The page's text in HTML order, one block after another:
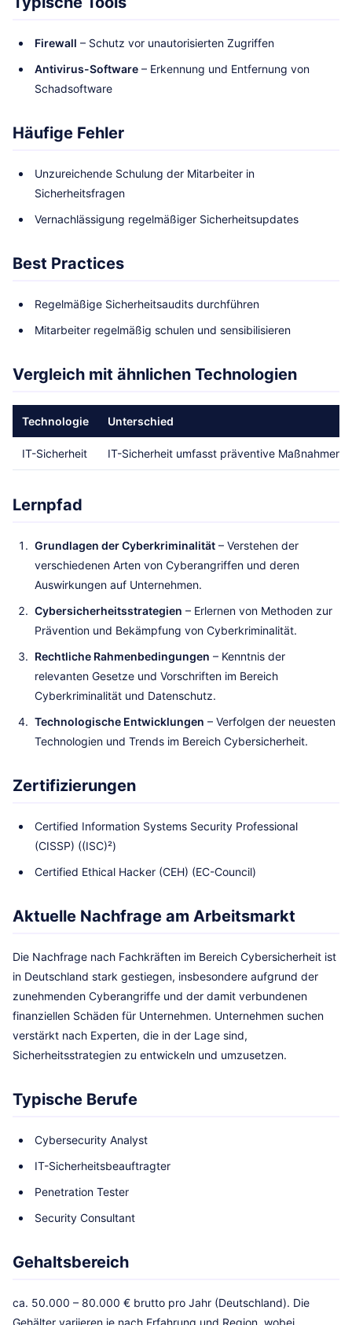
Firewall – Schutz vor unautorisierten Zugriffen
Antivirus-Software – Erkennung und Entfernung von
Schadsoftware
Häufige Fehler
Unzureichende Schulung der Mitarbeiter in
Sicherheitsfragen
Vernachlässigung regelmäßiger Sicherheitsupdates
Best Practices
Regelmäßige Sicherheitsaudits durchführen
Mitarbeiter regelmäßig schulen und sensibilisieren
Vergleich mit ähnlichen Technologien
Technologie Unterschied
IT-Sicherheit IT-Sicherheit umfasst präventive
Lernpfad
Grundlagen der Cyberkriminalität – Verstehen der
verschiedenen Arten von Cyberangriffen und deren
Auswirkungen auf Unternehmen.
Cybersicherheitsstrategien – Erlernen von Methoden zur
Prävention und Bekämpfung von Cyberkriminalität.
Rechtliche Rahmenbedingungen – Kenntnis der
relevanten Gesetze und Vorschriften im Bereich
Cyberkriminalität und Datenschutz.
Technologische Entwicklungen – Verfolgen der neuesten
Technologien und Trends im Bereich Cybersicherheit.
Zertifizierungen
Certified Information Systems Security Professional
(CISSP) ((ISC)²)
Certified Ethical Hacker (CEH) (EC-Council)
Aktuelle Nachfrage am Arbeitsmarkt
Die Nachfrage nach Fachkräften im Bereich Cybersicherheit ist
in Deutschland stark gestiegen, insbesondere aufgrund der
zunehmenden Cyberangriffe und der damit verbundenen
finanziellen Schäden für Unternehmen. Unternehmen suchen
verstärkt nach Experten, die in der Lage sind,
Sicherheitsstrategien zu entwickeln und umzusetzen.
Typische Berufe
Cybersecurity Analyst
IT-Sicherheitsbeauftragter
Penetration Tester
Security Consultant
Gehaltsbereich
ca. 50.000 – 80.000 € brutto pro Jahr (Deutschland). Die
Gehälter variieren je nach Erfahrung und Region, wobei